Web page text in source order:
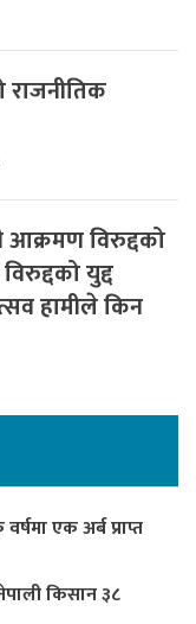
आक्रमण विरुद्दको
युद्द
हामीले किन
एक अर्ब प्राप्त
किसान ३८